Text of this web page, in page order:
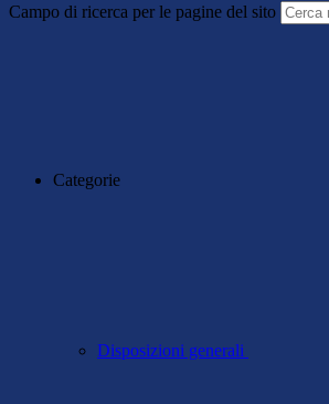
Campo di ricerca per le pagine del sito
Categorie
Disposizioni generali